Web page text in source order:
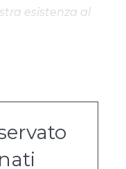
esistenza al